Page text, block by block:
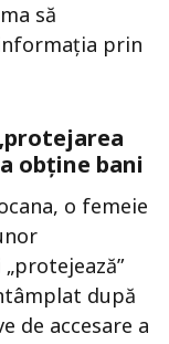
să
prin
obține bani
o femeie
după
de accesare a